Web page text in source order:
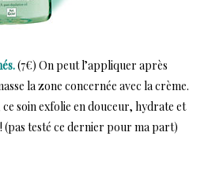
(7€) On peut l’appliquer après
la zone concernée avec la crème.
ce soin exfolie en douceur, hydrate et
testé ce dernier pour ma part)